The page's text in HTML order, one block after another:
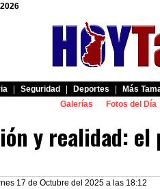
Seguridad Deportes Más
Galerías
Fotos del Día
y realidad: el
17 de Octubre del 2025 a las 18:12